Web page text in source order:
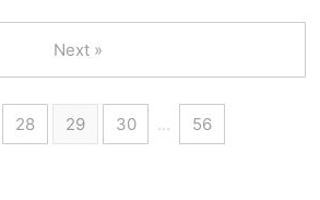
28 29 30 … 56
Next »